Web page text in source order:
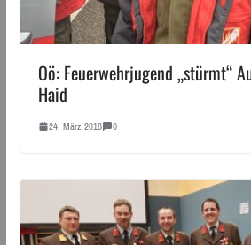
Oö: Feuerwehrjugend „stürmt“
Haid
24. März 2018 0